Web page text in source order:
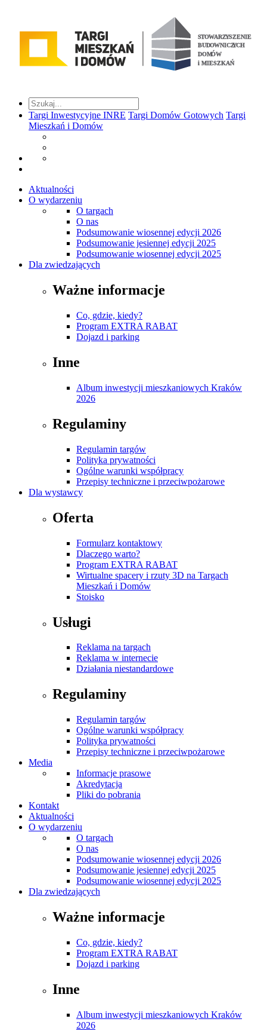
Targi Inwestycyjne INRE Targi Domów Gotowych Targi
Mieszkań i Domów
Aktualności
O wydarzeniu
O targach
O nas
Podsumowanie wiosennej edycji 2026
Podsumowanie jesiennej edycji 2025
Podsumowanie wiosennej edycji 2025
Dla zwiedzających
Ważne informacje
Co, gdzie, kiedy?
Program EXTRA RABAT
Dojazd i parking
Inne
Album inwestycji mieszkaniowych Kraków
2026
Regulaminy
Regulamin targów
Polityka prywatności
Ogólne warunki współpracy
Przepisy techniczne i przeciwpożarowe
Dla wystawcy
Oferta
Formularz kontaktowy
Dlaczego warto?
Program EXTRA RABAT
Wirtualne spacery i rzuty 3D na Targach
Mieszkań i Domów
Stoisko
Usługi
Reklama na targach
Reklama w internecie
Działania niestandardowe
Regulaminy
Regulamin targów
Ogólne warunki współpracy
Polityka prywatności
Przepisy techniczne i przeciwpożarowe
Media
Informacje prasowe
Akredytacja
Pliki do pobrania
Kontakt
Aktualności
O wydarzeniu
O targach
O nas
Podsumowanie wiosennej edycji 2026
Podsumowanie jesiennej edycji 2025
Podsumowanie wiosennej edycji 2025
Dla zwiedzających
Ważne informacje
Co, gdzie, kiedy?
Program EXTRA RABAT
Dojazd i parking
Inne
Album inwestycji mieszkaniowych Kraków
2026